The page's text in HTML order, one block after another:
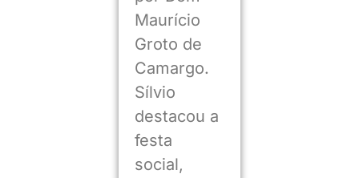
Maurício
Groto de
Camargo.
Sílvio
destacou a
festa
social,